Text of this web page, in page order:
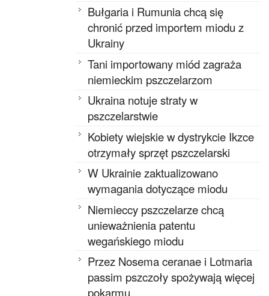
Bułgaria i Rumunia chcą się
chronić przed importem miodu z
Ukrainy
Tani importowany miód zagraża
niemieckim pszczelarzom
Ukraina notuje straty w
pszczelarstwie
Kobiety wiejskie w dystrykcie Ikzce
otrzymały sprzęt pszczelarski
W Ukrainie zaktualizowano
wymagania dotyczące miodu
Niemieccy pszczelarze chcą
unieważnienia patentu
wegańskiego miodu
Przez Nosema ceranae i Lotmaria
passim pszczoły spożywają więcej
pokarmu